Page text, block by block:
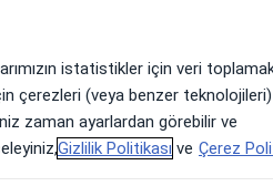
Yarın
8 Ağustos
Paz,
9 Ağustos
Pzt,
10
istatistikler için veri
çerezleri (veya benzer
zaman ayarlardan görebilir ve
Gizlilik Politikası ve Çerez